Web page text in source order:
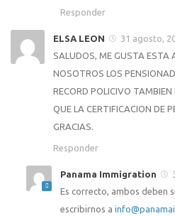
Responder
ELSA LEON
31 agosto,
SALUDOS, ME GUSTA ESTA
NOSOTROS LOS
RECORD POLICIVO TAMBIEN
QUE LA CERTIFICACION DE
GRACIAS.
Responder
Panama Immigration
Es correcto, ambos deben
escribirnos a